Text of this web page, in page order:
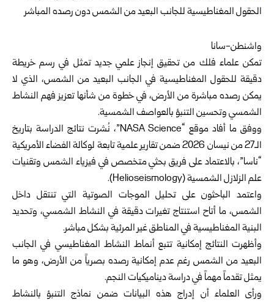
واشنطن-سانا
تمكن علماء فلك من تحقيق إنجاز علمي جديد تمثل في رسم خريطة
دقيقة للحقول المغناطيسية في الجانب البعيد من الشمس، الذي لا
يمكن رصده مباشرة من الأرض، في خطوة من شأنها تعزيز فهم النشاط
الشمسي وتحسين التنبؤ بالعواصف الشمسية.
ووفق ما أفاد موقع “NASA Science”، نُشرت نتائج الدراسة بتاريخ
الـ27 من نيسان 2026 ضمن تقارير علمية تابعة لوكالة الفضاء الأمريكية
“ناسا”، بالاعتماد على فريق بحثي متخصص في فيزياء الشمس وتقنيات
علم الزلازل الشمسية (Helioseismology).
واعتمد الباحثون على تحليل الموجات الصوتية التي تنتقل داخل
الشمس، ما أتاح استنتاج تغيرات دقيقة في النشاط الشمسي، وتحديد
البنية المغناطيسية في المناطق غير المرئية بشكل مباشر.
وأظهرت النتائج إمكانية تتبع أنماط النشاط المغناطيسي في الجانب
البعيد من الشمس رغم عدم إمكانية رصده بصرياً من الأرض، وهو ما
يمثل تقدماً مهماً في دراسة ديناميكيات النجم.
ورأى العلماء أن إدراج هذه البيانات ضمن نماذج التنبؤ بالنشاط